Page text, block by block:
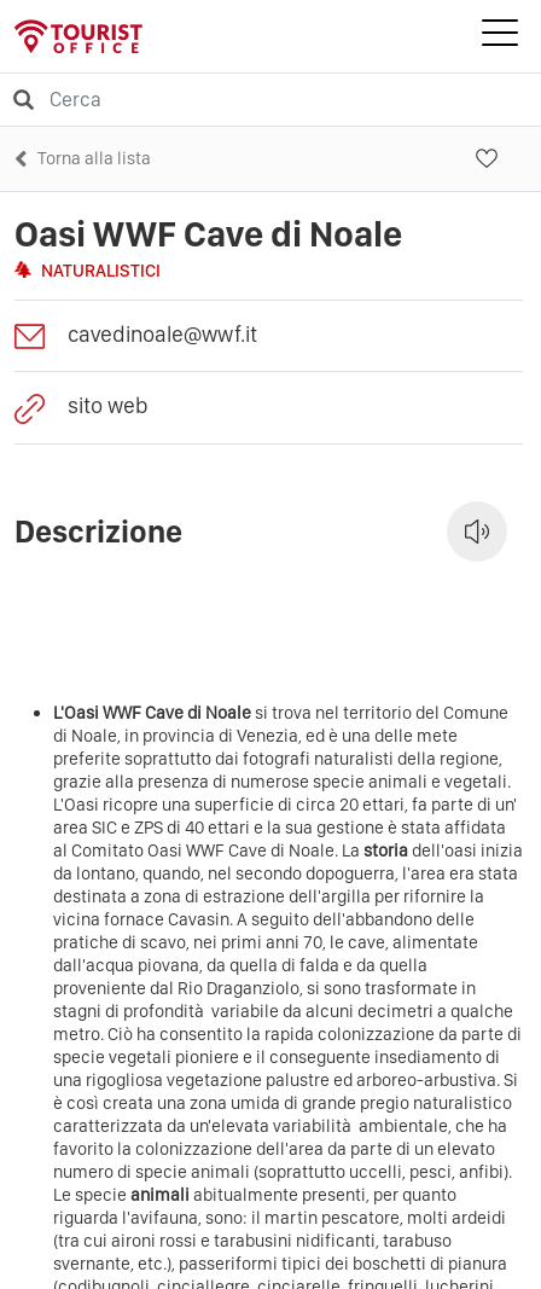
Torna alla lista
Oasi WWF Cave di Noale
NATURALISTICI
cavedinoale@wwf.it
sito web
Descrizione
L'Oasi WWF Cave di Noalesi trova nel territorio del Comune
di Noale, in provincia di Venezia, ed è una delle mete
preferite soprattutto dai fotografi naturalisti della regione,
grazie alla presenza di numerose specie animali e vegetali.
L'Oasi ricopre una superficie di circa 20 ettari, fa parte di un'
area SIC e ZPS di 40 ettari e la sua gestione è stata affidata
al Comitato Oasi WWF Cave di Noale. La storiadell'oasi inizia
da lontano, quando, nel secondo dopoguerra, l'area era stata
destinata a zona di estrazione dell'argilla per rifornire la
vicina fornace Cavasin. A seguito dell'abbandono delle
pratiche di scavo, nei primi anni 70, le cave, alimentate
dall'acqua piovana, da quella di falda e da quella
proveniente dal Rio Draganziolo, si sono trasformate in
stagni di profondità variabile da alcuni decimetri a qualche
metro. Ciò ha consentito la rapida colonizzazione da parte di
specie vegetali pioniere e il conseguente insediamento di
una rigogliosa vegetazione palustre ed arboreo-arbustiva. Si
è così creata una zona umida di grande pregio naturalistico
caratterizzata da un'elevata variabilità ambientale, che ha
favorito la colonizzazione dell'area da parte di un elevato
numero di specie animali (soprattutto uccelli, pesci, anfibi).
Le specie animali abitualmente presenti, per quanto
riguarda l'avifauna, sono: il martin pescatore, molti ardeidi
(tra cui aironi rossi e tarabusini nidificanti, tarabuso
svernante, etc.), passeriformi tipici dei boschetti di pianura